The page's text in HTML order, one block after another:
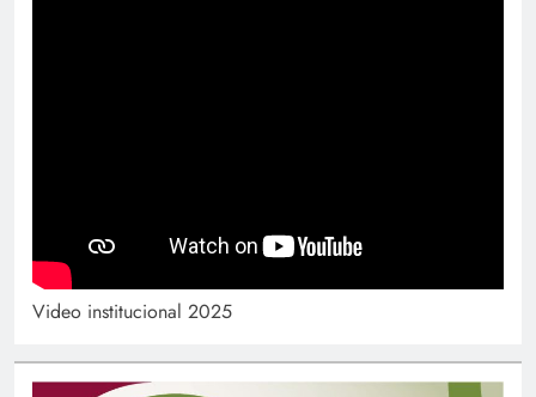
Video institucional 2025